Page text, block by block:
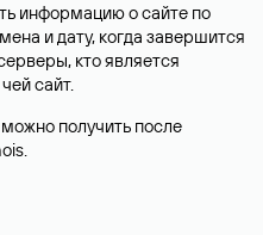
информацию о сайте по
и дату, когда завершится
кто является
сайт.
получить после